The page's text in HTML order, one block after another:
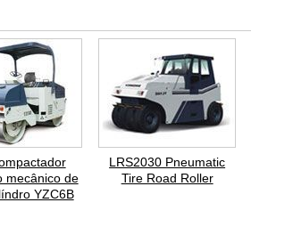
mecânico de
YZC6B
LRS2030 Pneumatic
Tire Road Roller